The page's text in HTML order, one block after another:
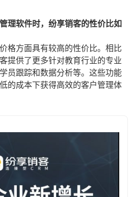
理软件时，纷享销客的性价比如
格方面具有较高的性价比。相比
提供了更多针对教育行业的专业
员跟踪和数据分析等。这些功能
的成本下获得高效的客户管理体